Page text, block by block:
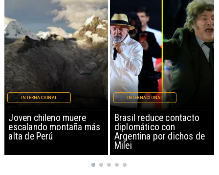
Brasil reduce contacto
diplomático con
Argentina por dichos de
INTERNACIONAL
China restringe
exportación de drones a
EEUU y sanciona
empresas
INTERNACIONAL